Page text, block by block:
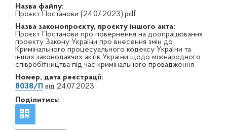
Назва файлу:
Проєкт Постанови (24.07.2023).pdf
Назва законопроєкту, проєкту іншого акта:
Проєкт Постанови про повернення на доопрацювання
проекту Закону України про внесення змін до
Кримінального процесуального кодексу України та
інших законодавчих актів України щодо міжнародного
співробітництва під час кримінального провадження
Номер, дата реєстрації:
8038/П від 24.07.2023
Поділитись: